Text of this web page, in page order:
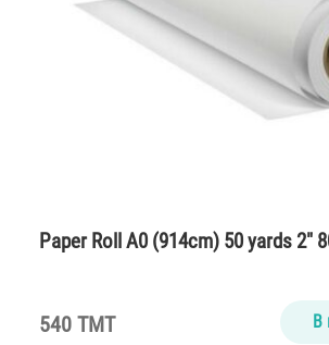
Paper Roll A0 (914cm) 50 yards 2″
540 TMT В